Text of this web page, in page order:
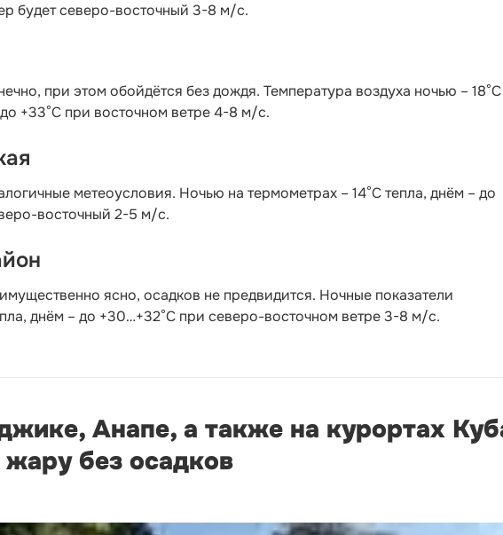
будет северо-восточный 3-8 м/с.
при этом обойдётся без дождя. Температура воздуха ночью – 18°С
+33°С при восточном ветре 4-8 м/с.
метеоусловия. Ночью на термометрах – 14°C тепла, днём – до
восточный 2-5 м/с.
ясно, осадков не предвидится. Ночные показатели
днём – до +30…+32°С при северо-восточном ветре 3-8 м/с.
Анапе, а также на курортах
без осадков